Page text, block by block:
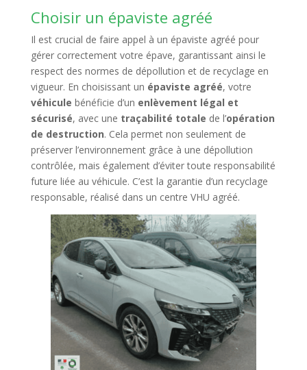
Choisir un épaviste agréé
Il est crucial de faire appel à un épaviste agréé pour
gérer correctement votre épave, garantissant ainsi le
respect des normes de dépollution et de recyclage en
vigueur. En choisissant un épaviste agréé, votre
véhicule bénéficie d’un enlèvement légal et
sécurisé, avec une traçabilité totale de l’opération
de destruction. Cela permet non seulement de
préserver l’environnement grâce à une dépollution
contrôlée, mais également d’éviter toute responsabilité
future liée au véhicule. C’est la garantie d’un recyclage
responsable, réalisé dans un centre VHU agréé.